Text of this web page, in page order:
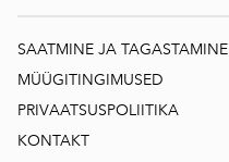
SAATMINE JA TAGASTAMINE
MÜÜGITINGIMUSED
PRIVAATSUSPOLIITIKA
KONTAKT